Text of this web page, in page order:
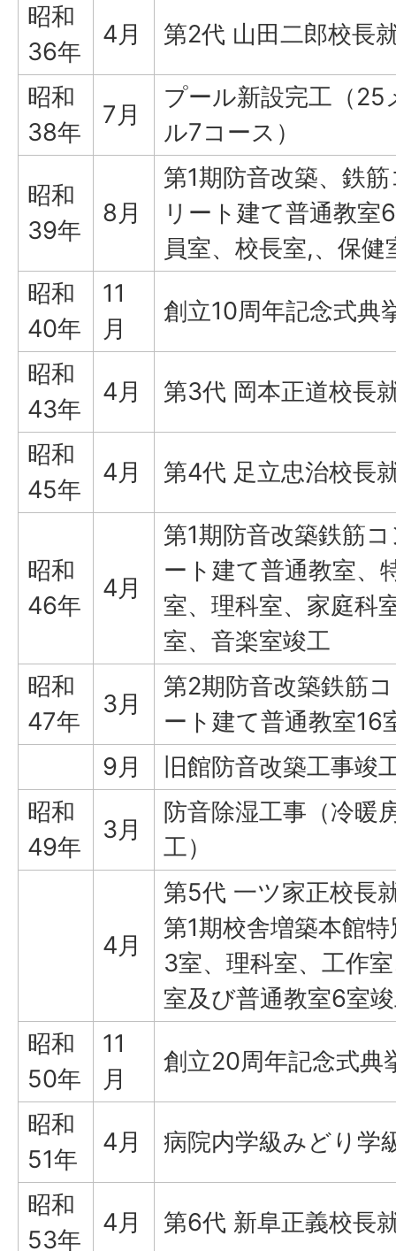
昭和
36年
4月 第2代 山田二郎校長
昭和
38年
7月
プール新設完工（25
ル7コース）
昭和
39年
8月
第1期防音改築、鉄
リート建て普通教室
員室、校長室,、保健
昭和
40年
11
月
創立10周年記念式典
昭和
43年
4月 第3代 岡本正道校長
昭和
45年
4月 第4代 足立忠治校長
昭和
46年
4月
第1期防音改築鉄筋
ート建て普通教室、
室、理科室、家庭科
室、音楽室竣工
昭和
47年
3月
第2期防音改築鉄筋
ート建て普通教室16
9月
旧館防音改築工事竣
昭和
49年
3月
防音除湿工事（冷暖
工）
4月
第5代 一ツ家正校長
第1期校舎増築本館
3室、理科室、工作
室及び普通教室6室
昭和
50年
11
月
創立20周年記念式典
昭和
51年
4月 病院内学級みどり学
昭和
53年
4月 第6代 新阜正義校長